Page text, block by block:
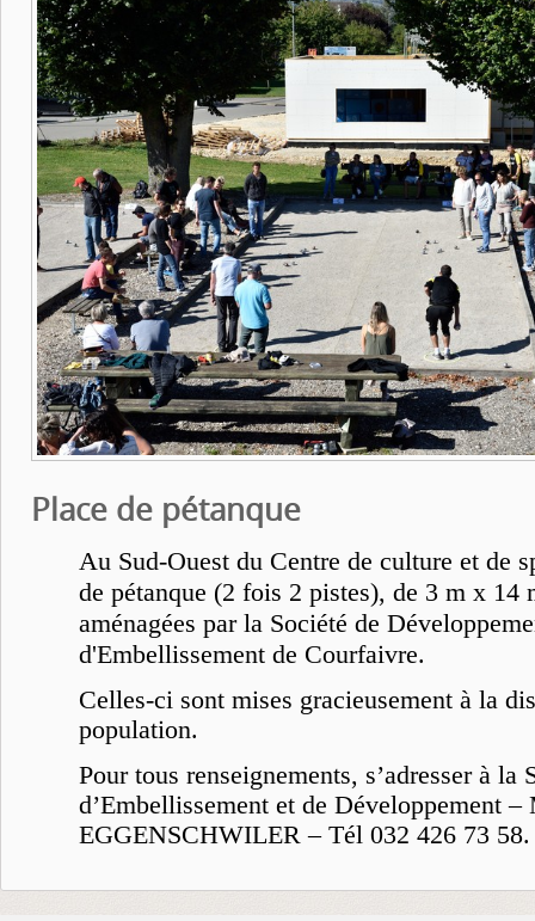
Place de pétanque
Au Sud-Ouest du Centre de culture et de
de pétanque (2 fois 2 pistes), de 3 m x 14
aménagées par la Société de
d'Embellissement de Courfaivre.
Celles-ci sont mises gracieusement à la
population.
Pour tous renseignements, s’adresser à la
d’Embellissement et de Développement
EGGENSCHWILER – Tél 032 426 73 58.